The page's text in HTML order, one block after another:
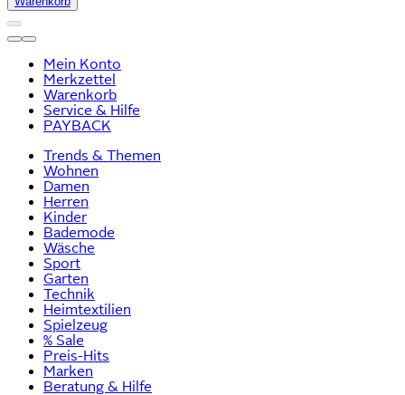
Mein Konto
Merkzettel
Warenkorb
Service & Hilfe
PAYBACK
Trends & Themen
Wohnen
Damen
Herren
Kinder
Bademode
Wäsche
Sport
Garten
Technik
Heimtextilien
Spielzeug
% Sale
Preis-Hits
Marken
Beratung & Hilfe